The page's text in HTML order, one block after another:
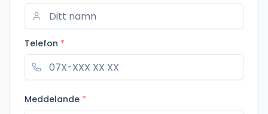
Telefon *
Meddelande *